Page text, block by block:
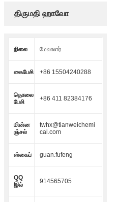
திருமதி ஹாவோ
நிலை மேலாளர்
கைபேசி +86 15504240288
தொலை
பேசி
+86 411 82384176
மின்ன
ஞ்சல்
twhx@tianweichemi
cal.com
ஸ்கைப் guan.fufeng
QQ
இல்
914565705